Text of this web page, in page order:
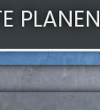
PLANEN